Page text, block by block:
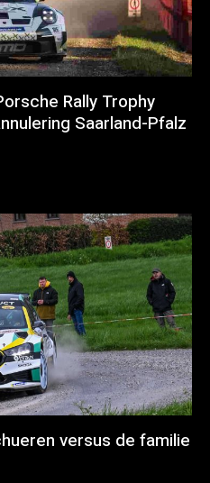
Rally Trophy
Saarland-Pfalz
versus de familie